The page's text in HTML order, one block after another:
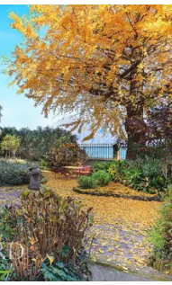
por un muro
con
mientras que
un encantador jardín
atravesado por
que se extiende
delimitados
acantilados con